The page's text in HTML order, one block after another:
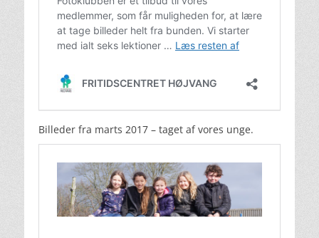
Billeder fra marts 2017 – taget af vores unge.